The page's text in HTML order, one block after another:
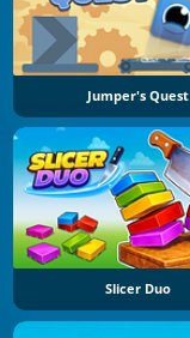
Jumper's Quest
Slicer Duo